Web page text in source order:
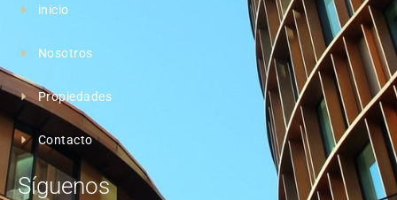
inicio
Nosotros
Propiedades
Contacto
Síguenos